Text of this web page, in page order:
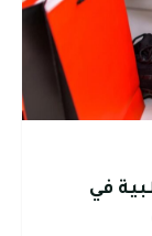
في